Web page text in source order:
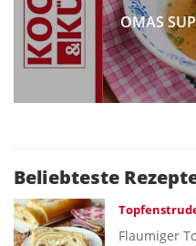
OMAS
Beliebteste
Flaumiger